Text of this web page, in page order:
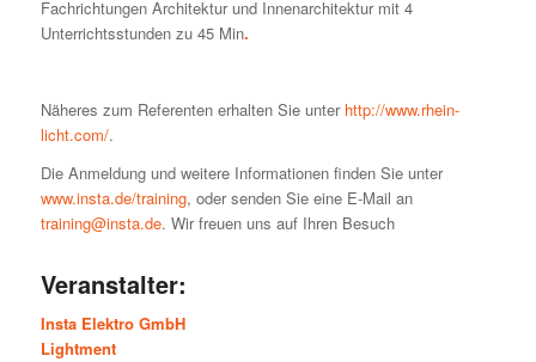
Fachrichtungen Architektur und Innenarchitektur mit 4
Unterrichtsstunden zu 45 Min.
Näheres zum Referenten erhalten Sie unter http://www.rhein-
licht.com/.
Die Anmeldung und weitere Informationen finden Sie unter
www.insta.de/training, oder senden Sie eine E-Mail an
training@insta.de. Wir freuen uns auf Ihren Besuch
Veranstalter:
Insta Elektro GmbH
Lightment